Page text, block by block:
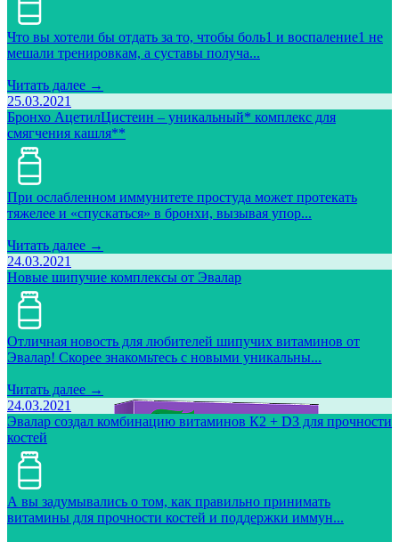
Что вы хотели бы отдать за то, чтобы боль1 и воспаление1 не
мешали тренировкам, а суставы получа...
Читать далее →
25.03.2021
Бронхо АцетилЦистеин – уникальный* комплекс для
смягчения кашля**
При ослабленном иммунитете простуда может протекать
тяжелее и «спускаться» в бронхи, вызывая упор...
Читать далее →
24.03.2021
Новые шипучие комплексы от Эвалар
Отличная новость для любителей шипучих витаминов от
Эвалар! Скорее знакомьтесь с новыми уникальны...
Читать далее →
24.03.2021
Эвалар создал комбинацию витаминов К2 + D3 для прочности
костей
А вы задумывались о том, как правильно принимать
витамины для прочности костей и поддержки иммун...